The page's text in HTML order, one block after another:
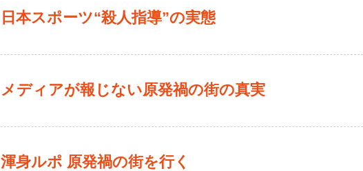
日本スポーツ“殺人指導”の実態
メディアが報じない原発禍の街の真実
渾身ルポ 原発禍の街を行く